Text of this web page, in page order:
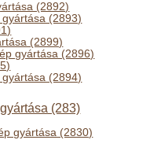
(2892)
(2893)
(2899)
gyártása (2896)
(2894)
(283)
gyártása (2830)